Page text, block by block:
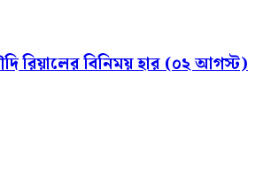
রিয়ালের বিনিময় হার (০২ আগস্ট)